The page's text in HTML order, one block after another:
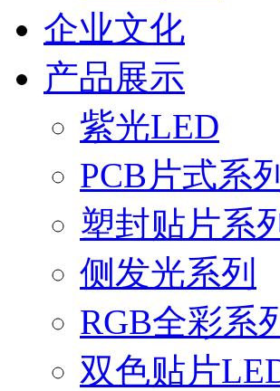
企业文化
产品展示
紫光LED
PCB片式系列
塑封贴片系
侧发光系列
RGB全彩系
双色贴片